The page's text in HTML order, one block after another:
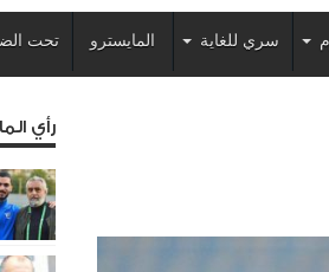
سري للغاية المايسترو تحت
رأي